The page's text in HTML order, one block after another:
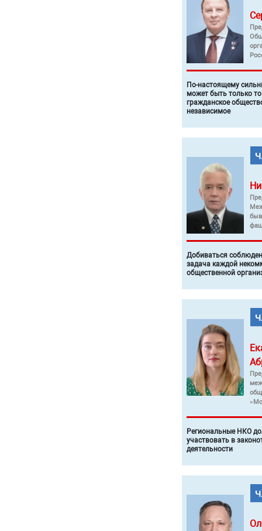
По-настоящему
может быть только
гражданское
независимое
Добиваться
задача каждой
общественной
Региональные НКО
участвовать в
деятельности